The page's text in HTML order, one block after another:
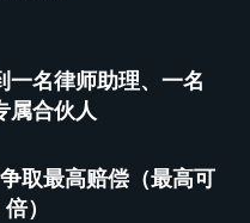
一名律师助理、一名
属合伙人
取最高赔偿（最高可
）